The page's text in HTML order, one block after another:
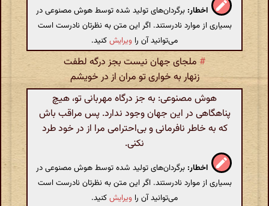
اخطار: برگردان‌های تولید شده توسط هوش مصنوعی در
بسیاری از موارد نادرستند. اگر این متن به نظرتان نادرست است
می‌توانید آن را ویرایشکنید.
# ملجای جهان نیست بجز درگه لطفت
زنهار به خواری تو مران از در خویشم
هوش مصنوعی: به جز درگاه مهربانی تو، هیچ
پناهگاهی در این جهان وجود ندارد. پس مراقب باش
که به خاطر نافرمانی و بی‌احترامی مرا از در خود طرد
نکنی.
اخطار: برگردان‌های تولید شده توسط هوش مصنوعی در
بسیاری از موارد نادرستند. اگر این متن به نظرتان نادرست است
می‌توانید آن را ویرایشکنید.